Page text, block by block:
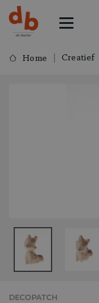
Home Creatief
DECOPATCH